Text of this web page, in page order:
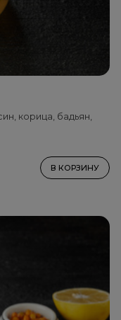
корица, бадьян,
В КОРЗИНУ